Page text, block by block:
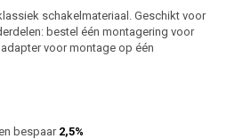
schakelmateriaal. Geschikt voor
bestel één montagering voor
voor montage op één
bespaar 2,5%